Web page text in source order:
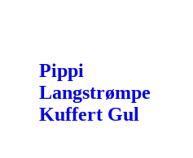
Pippi
Langstrømpe
Kuffert Gul